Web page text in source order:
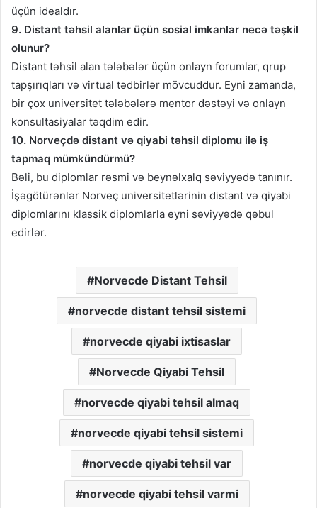
üçün idealdır.
9. Distant təhsil alanlar üçün sosial imkanlar necə təşkil
olunur?
Distant təhsil alan tələbələr üçün onlayn forumlar, qrup
tapşırıqları və virtual tədbirlər mövcuddur. Eyni zamanda,
bir çox universitet tələbələrə mentor dəstəyi və onlayn
konsultasiyalar təqdim edir.
10. Norveçdə distant və qiyabi təhsil diplomu ilə iş
tapmaq mümkündürmü?
Bəli, bu diplomlar rəsmi və beynəlxalq səviyyədə tanınır.
İşəgötürənlər Norveç universitetlərinin distant və qiyabi
diplomlarını klassik diplomlarla eyni səviyyədə qəbul
edirlər.
Norvecde Distant Tehsil
norvecde distant tehsil sistemi
norvecde qiyabi ixtisaslar
Norvecde Qiyabi Tehsil
norvecde qiyabi tehsil almaq
norvecde qiyabi tehsil sistemi
norvecde qiyabi tehsil var
norvecde qiyabi tehsil varmi